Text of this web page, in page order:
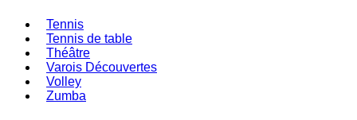
Tennis
Tennis de table
Théâtre
Varois Découvertes
Volley
Zumba